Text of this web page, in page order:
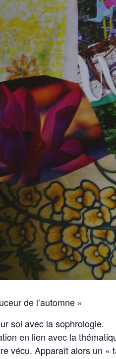
de l’automne »
soi avec la sophrologie.
en lien avec la
vécu. Apparaît alors un «